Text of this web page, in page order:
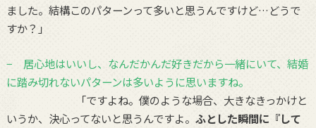
ました。結構このパターンって多いと思うんですけど…どうで
すか？」
− 居心地はいいし、なんだかんだ好きだから一緒にいて、結婚
に踏み切れないパターンは多いように思いますね。
「ですよね。僕のような場合、大きなきっかけと
いうか、決心ってないと思うんですよ。 ふとした瞬間に『して